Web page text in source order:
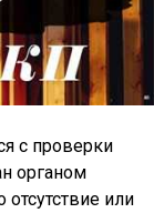
с проверки
органом
или